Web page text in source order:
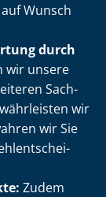
Wunsch
durch
wir unsere
Sach­
wir
wir Sie
Zudem